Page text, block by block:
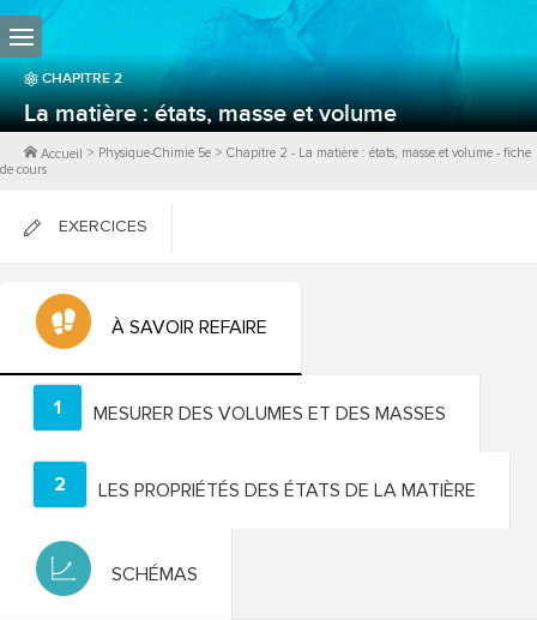
CHAPITRE2
La matière : états, masse et volume
Accueil > Physique-Chimie 5e > Chapitre 2 - La matière : états, masse et volume - fiche
de cours
EXERCICES
FICHES DE COURS
À SAVOIR REFAIRE
1 MESURER DES VOLUMES ET DES MASSES
2 LES PROPRIÉTÉS DES ÉTATS DE LA MATIÈRE
SCHÉMAS